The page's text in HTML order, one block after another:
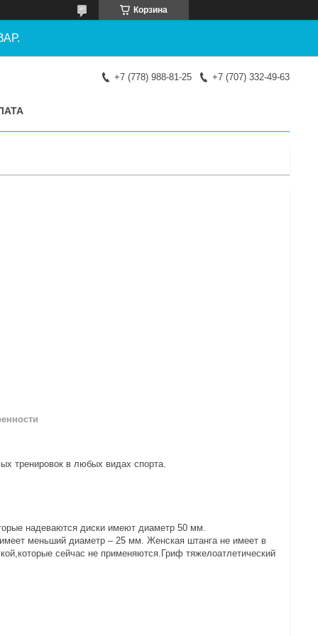
Корзина
+7 (778) 988-81-25 +7 (707) 332-49-63
тренировок в любых видах спорта.
надеваются диски имеют диаметр 50 мм.
меньший диаметр – 25 мм. Женская штанга не имеет в
сейчас не применяются.Гриф тяжелоатлетический